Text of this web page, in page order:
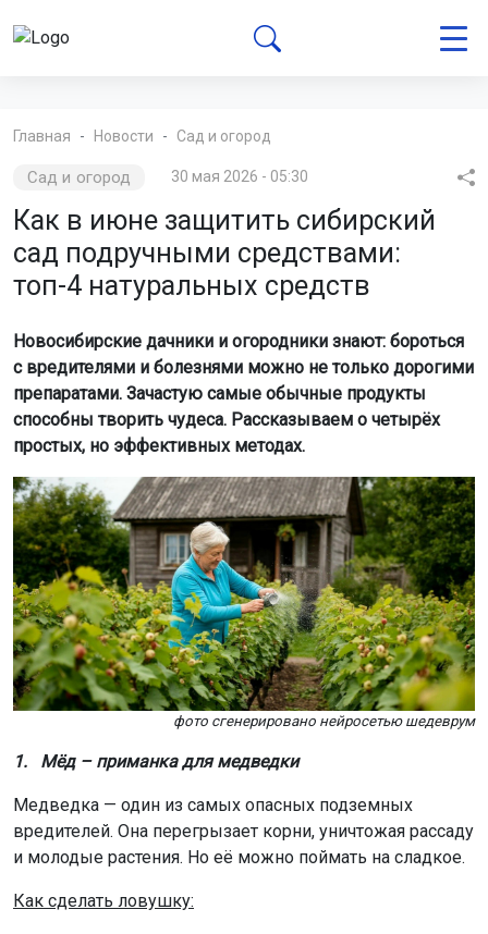
Главная Новости Сад и огород
Сад и огород 30 мая 2026 - 05:30
Как в июне защитить сибирский
сад подручными средствами:
топ-4 натуральных средств
Новосибирские дачники и огородники знают: бороться
с вредителями и болезнями можно не только дорогими
препаратами. Зачастую самые обычные продукты
способны творить чудеса. Рассказываем о четырёх
простых, но эффективных методах.
фото сгенерировано нейросетью шедеврум
1. Мёд – приманка для медведки
Медведка — один из самых опасных подземных
вредителей. Она перегрызает корни, уничтожая рассаду
и молодые растения. Но её можно поймать на сладкое.
Как сделать ловушку: